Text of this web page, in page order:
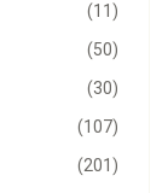
(11)
(50)
(30)
(107)
(201)